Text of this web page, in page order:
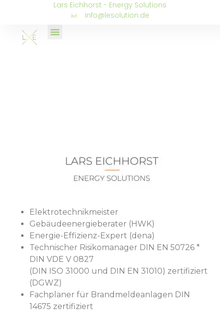
Lars Eichhorst - Energy Solutions
info@lesolution.de
Elektrotechnikmeister
Gebäudeenergieberater (HWK)
Energie-Effizienz-Expert (dena)
Technischer Risikomanager DIN EN 50726 *
DIN VDE V 0827
(DIN ISO 31000 und DIN EN 31010) zertifiziert
(DGWZ)
Fachplaner für Brandmeldeanlagen DIN
14675 zertifiziert